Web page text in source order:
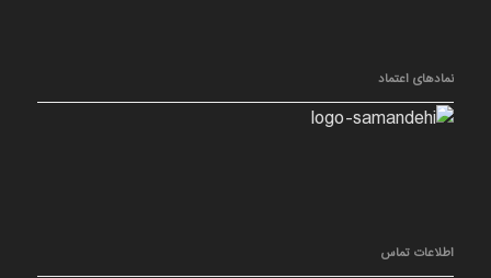
نمادهای اعتماد
اطلاعات تماس